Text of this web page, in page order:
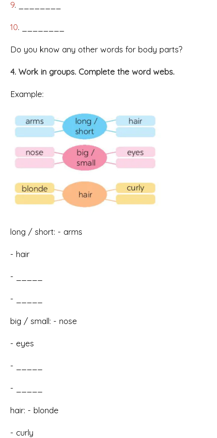
9. ________
10. ________
Do you know any other words for body parts?
4. Work in groups. Complete the word webs.
Example:
long / short: - arms
- hair
- _____
- _____
big / small: - nose
- eyes
- _____
- _____
hair: - blonde
- curly